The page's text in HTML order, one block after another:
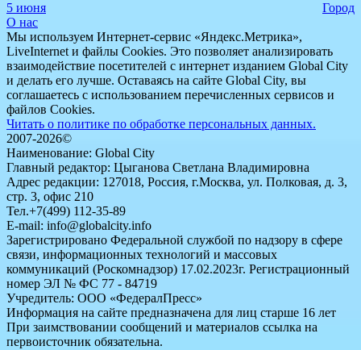
5 июня
Город
О нас
Мы используем Интернет-сервис «Яндекс.Метрика»,
LiveInternet и файлы Cookies. Это позволяет анализировать
взаимодействие посетителей с интернет изданием Global City
и делать его лучше. Оставаясь на сайте Global City, вы
соглашаетесь с использованием перечисленных сервисов и
файлов Cookies.
Читать о политике по обработке персональных данных.
2007-2026©
Наименование: Global City
Главный редактор: Цыганова Светлана Владимировна
Адрес редакции: 127018, Россия, г.Москва, ул. Полковая, д. 3,
стр. 3, офис 210
Тел.+7(499) 112-35-89
E-mail: info@globalcity.info
Зарегистрировано Федеральной службой по надзору в сфере
связи, информационных технологий и массовых
коммуникаций (Роскомнадзор) 17.02.2023г. Регистрационный
номер ЭЛ № ФС 77 - 84719
Учредитель: ООО «ФедералПресс»
Информация на сайте предназначена для лиц старше 16 лет
При заимствовании сообщений и материалов ссылка на
первоисточник обязательна.